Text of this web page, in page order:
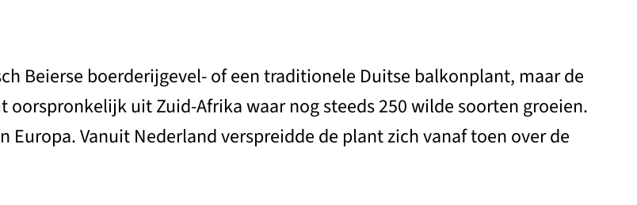
Beierse boerderijgevel- of een traditionele Duitse balkonplant, maar de
uit Zuid-Afrika waar nog steeds 250 wilde soorten groeien.
Europa. Vanuit Nederland verspreidde de plant zich vanaf toen over de